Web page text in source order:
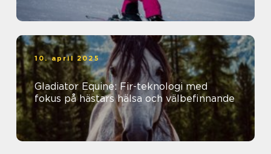
10. april 2025
Gladiator Equine: Fir-teknologi med
fokus på hästars hälsa och välbefinnande